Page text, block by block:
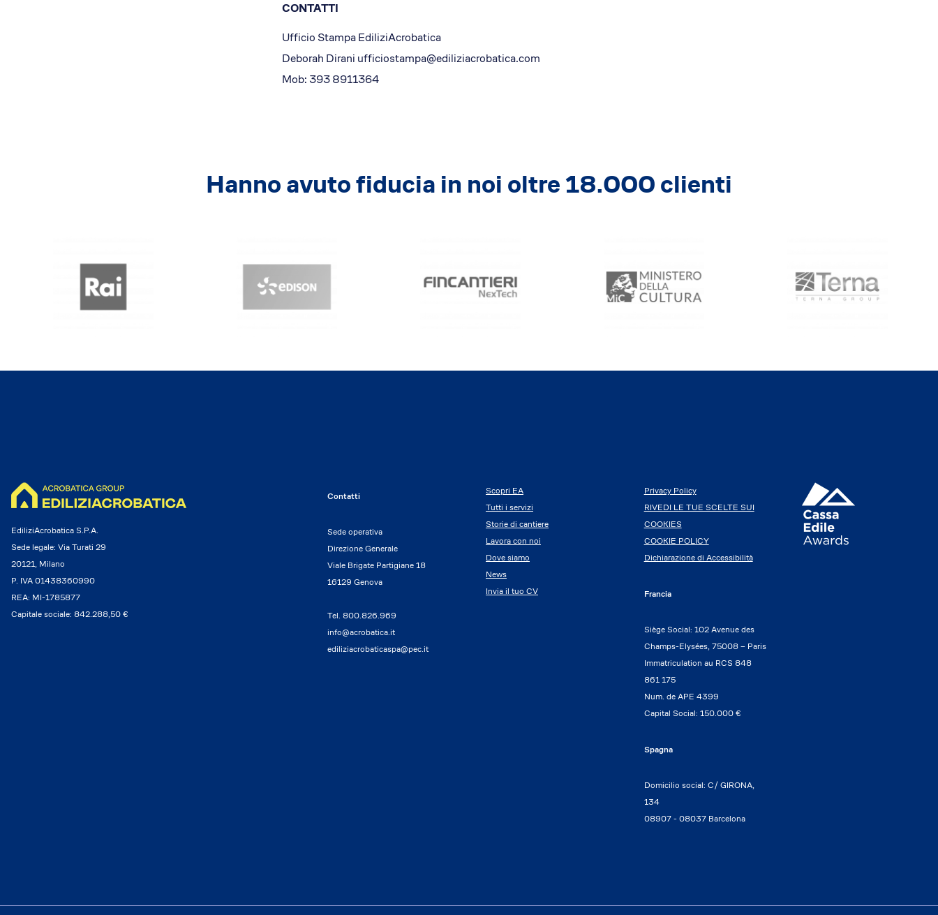
CONTATTI
Ufficio Stampa EdiliziAcrobatica
Deborah Dirani ufficiostampa@ediliziacrobatica.com
Mob: 393 8911364
Hanno avuto fiducia in noi oltre 18.000 clienti
EdiliziAcrobatica S.P.A.
Sede legale: Via Turati 29
20121, Milano
P. IVA 01438360990
REA: MI-1785877
Capitale sociale: 842.288,50 €
Contatti
Sede operativa
Direzione Generale
Viale Brigate Partigiane 18
16129 Genova
Tel.800.826.969
info@acrobatica.it
ediliziacrobaticaspa@pec.it
Scopri EA
Tutti i servizi
Storie di cantiere
Lavora con noi
Dove siamo
News
Invia il tuo CV
Privacy Policy
RIVEDI LE TUE SCELTE SUI
COOKIES
COOKIE POLICY
Dichiarazione di Accessibilità
Francia
Siège Social: 102 Avenue des
Champs-Elysées, 75008 – Paris
Immatriculation au RCS 848
861 175
Num. de APE 4399
Capital Social: 150.000 €
Spagna
Domicilio social: C/ GIRONA,
134
08907 - 08037 Barcelona